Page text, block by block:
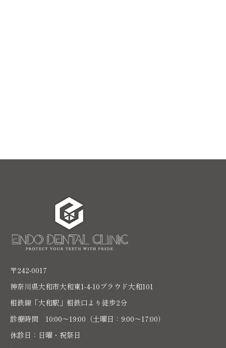
〒242-0017
神奈川県大和市大和東1-4-10プラウド大和101
相鉄線「大和駅」相鉄口より徒歩2分
診療時間 10:00〜19:00（土曜日：9:00～17:00）
休診日：日曜・祝祭日